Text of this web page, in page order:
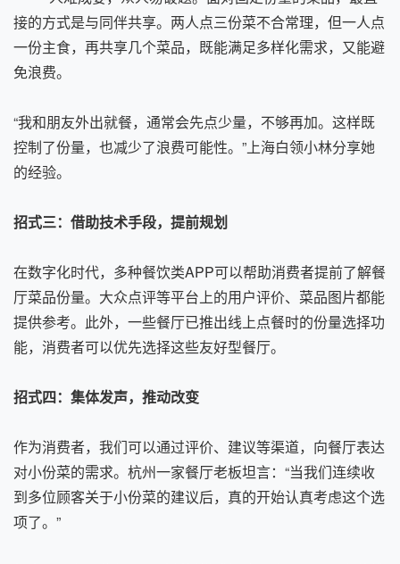
接的方式是与同伴共享。两人点三份菜不合常理，但一人点
一份主食，再共享几个菜品，既能满足多样化需求，又能避
免浪费。
“我和朋友外出就餐，通常会先点少量，不够再加。这样既
控制了份量，也减少了浪费可能性。”上海白领小林分享她
的经验。
招式三：借助技术手段，提前规划
在数字化时代，多种餐饮类APP可以帮助消费者提前了解餐
厅菜品份量。大众点评等平台上的用户评价、菜品图片都能
提供参考。此外，一些餐厅已推出线上点餐时的份量选择功
能，消费者可以优先选择这些友好型餐厅。
招式四：集体发声，推动改变
作为消费者，我们可以通过评价、建议等渠道，向餐厅表达
对小份菜的需求。杭州一家餐厅老板坦言：“当我们连续收
到多位顾客关于小份菜的建议后，真的开始认真考虑这个选
项了。”